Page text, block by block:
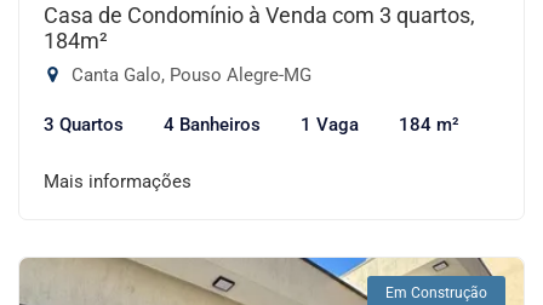
Casa de Condomínio à Venda com 3 quartos,
184m²
Canta Galo, Pouso Alegre-MG
3 Quartos 4 Banheiros 1 Vaga 184 m²
Mais informações
Em Construção